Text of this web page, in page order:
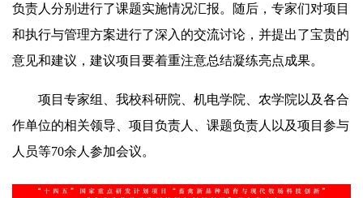
负责人分别进行了课题实施情况汇报。随后，专家们对项目
和执行与管理方案进行了深入的交流讨论，并提出了宝贵的
意见和建议，建议项目要着重注意总结凝练亮点成果。
项目专家组、我校科研院、机电学院、农学院以及各合
作单位的相关领导、项目负责人、课题负责人以及项目参与
人员等70余人参加会议。